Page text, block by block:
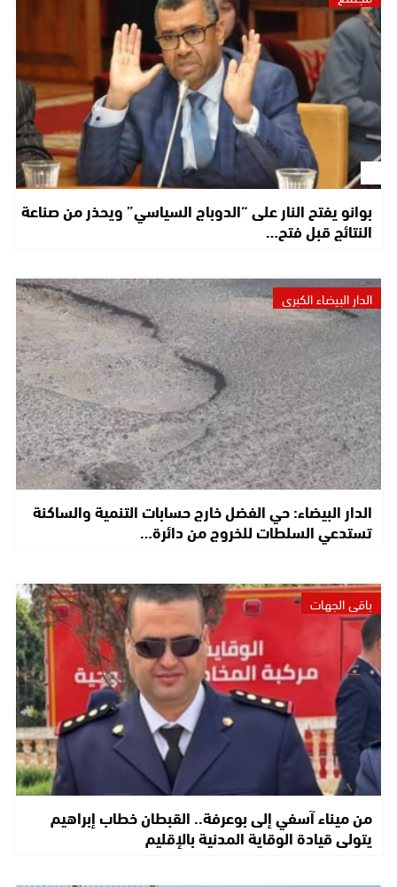
بوانو يفتح النار على “الدوباج السياسي” ويحذر من صناعة
النتائج قبل فتح…
الدار البيضاء الكبرى
الدار البيضاء: حي الفضل خارج حسابات التنمية والساكنة
تستدعي السلطات للخروج من دائرة…
باقي الجهات
من ميناء آسفي إلى بوعرفة.. القبطان خطاب إبراهيم
يتولى قيادة الوقاية المدنية بالإقليم